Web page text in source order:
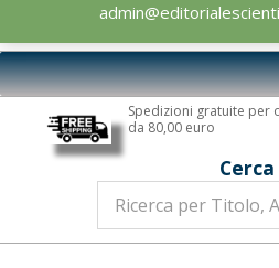
Editoriale
Scientifica
Primary
Navigation
Spedizioni gratuite
da 80,00 euro
Cerca